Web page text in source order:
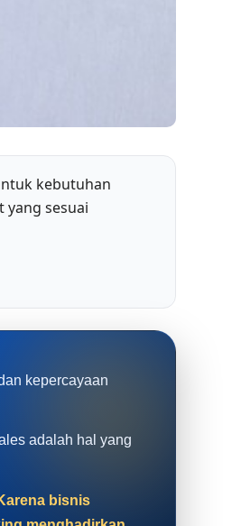
kebutuhan
sesuai
kepercayaan
adalah hal yang
bisnis